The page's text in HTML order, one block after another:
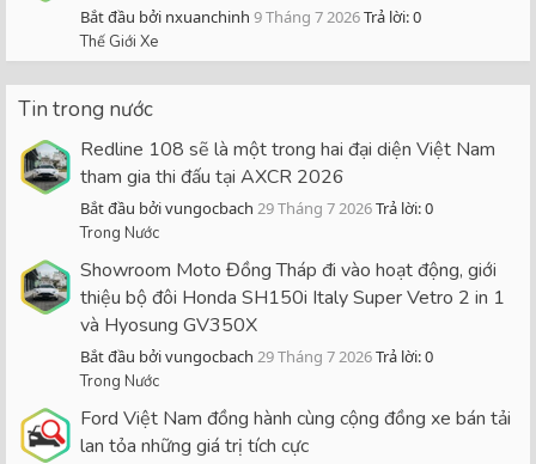
Bắt đầu bởi nxuanchinh 9 Tháng 7 2026Trả lời: 0
Thế Giới Xe
Tin trong nước
Redline 108 sẽ là một trong hai đại diện Việt Nam
tham gia thi đấu tại AXCR 2026
Bắt đầu bởi vungocbach 29 Tháng 7 2026Trả lời: 0
Trong Nước
Showroom Moto Đồng Tháp đi vào hoạt động, giới
thiệu bộ đôi Honda SH150i Italy Super Vetro 2 in 1
và Hyosung GV350X
Bắt đầu bởi vungocbach 29 Tháng 7 2026Trả lời: 0
Trong Nước
Ford Việt Nam đồng hành cùng cộng đồng xe bán tải
lan tỏa những giá trị tích cực